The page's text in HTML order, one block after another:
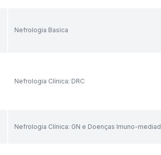
Nefrologia Basíca
Nefrologia Clínica: DRC
Nefrologia Clínica: GN e Doenças Imuno-